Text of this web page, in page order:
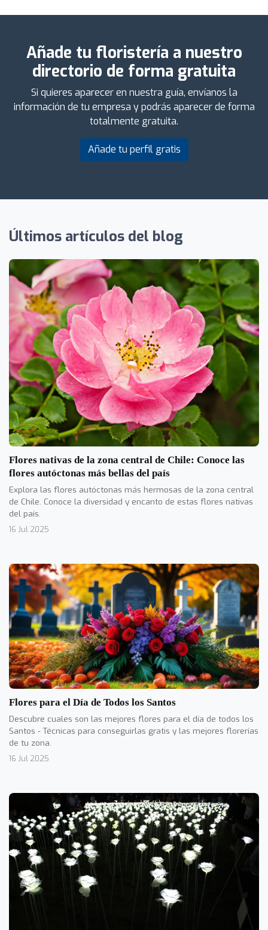
Añade tu floristería a nuestro
directorio de forma gratuita
Si quieres aparecer en nuestra guía, envíanos la
información de tu empresa y podrás aparecer de forma
totalmente gratuita.
Añade tu perfil gratis
Últimos artículos del blog
Flores nativas de la zona central de Chile: Conoce las
flores autóctonas más bellas del país
Explora las flores autóctonas más hermosas de la zona central
de Chile. Conoce la diversidad y encanto de estas flores nativas
del país.
16 Jul 2025
Flores para el Día de Todos los Santos
Descubre cuales son las mejores flores para el día de todos los
Santos - Técnicas para conseguirlas gratis y las mejores florerías
de tu zona.
16 Jul 2025